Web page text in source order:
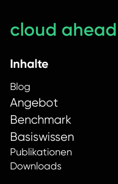
cloud ahead
Inhalte
Blog
Angebot
Benchmark
Basiswissen
Publikationen
Downloads